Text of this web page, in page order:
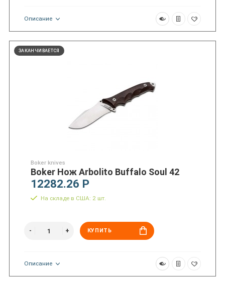
Описание
ЗАКАНЧИВАЕТСЯ
Boker knives
Boker Нож Arbolito Buffalo Soul 42
12282.26 Р
На складе в США: 2 шт.
КУПИТЬ
Описание